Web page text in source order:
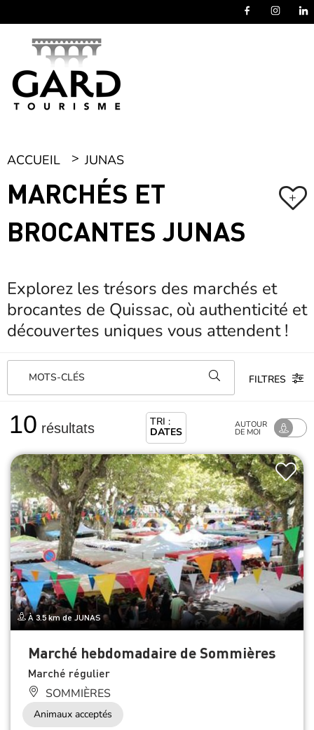
ACCUEIL JUNAS
MARCHÉS ET
BROCANTES JUNAS
+
Explorez les trésors des marchés et
brocantes de Quissac, où authenticité et
découvertes uniques vous attendent !
MOTS-CLÉS FILTRES
10 résultats TRI :
DATES
AUTOUR
DE MOI
À 3.5 km de JUNAS
Marché hebdomadaire de Sommières
Marché régulier
SOMMIÈRES
Animaux acceptés